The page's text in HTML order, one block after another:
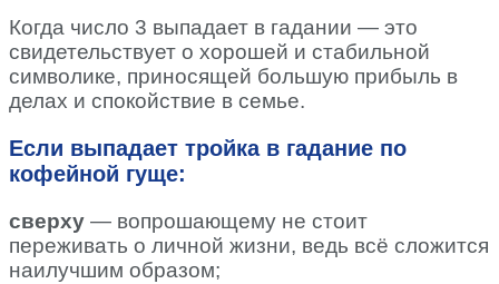
Когда число 3 выпадает в гадании — это
свидетельствует о хорошей и стабильной
символике, приносящей большую прибыль в
делах и спокойствие в семье.
Если выпадает тройка в гадание по
кофейной гуще:
сверху — вопрошающему не стоит
переживать о личной жизни, ведь всё сложится
наилучшим образом;